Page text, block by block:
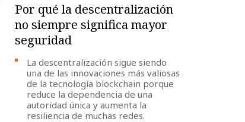
Por qué la descentralización
no siempre significa mayor
seguridad
La descentralización sigue siendo
una de las innovaciones más valiosas
de la tecnología blockchain porque
reduce la dependencia de una
autoridad única y aumenta la
resiliencia de muchas redes.